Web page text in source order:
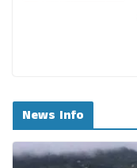
News Info